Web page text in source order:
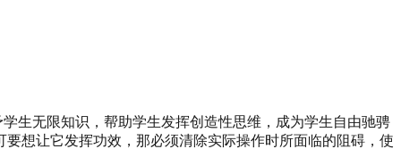
生无限知识，帮助学生发挥创造性思维，成为学生自由驰骋
想让它发挥功效，那必须清除实际操作时所面临的阻碍，使